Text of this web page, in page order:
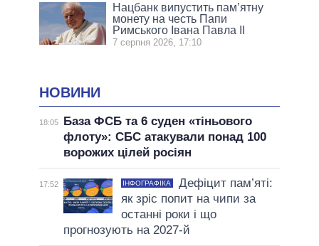
Нацбанк випустить пам’ятну
монету на честь Папи
Римського Івана Павла II
7 серпня 2026, 17:10
НОВИНИ
18:05
База ФСБ та 6 суден «тіньового
флоту»: СБС атакували понад 100
ворожих цілей росіян
17:52 ІНФОГРАФІКА
Дефіцит пам’яті:
як зріс попит на чипи за
останні роки і що
прогнозують на 2027-й